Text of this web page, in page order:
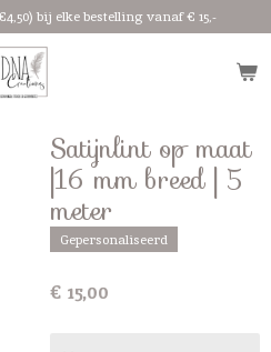
bij elke bestelling vanaf € 15,-
Satijnlint op maat
|16 mm breed | 5
meter
Gepersonaliseerd
€ 15,00